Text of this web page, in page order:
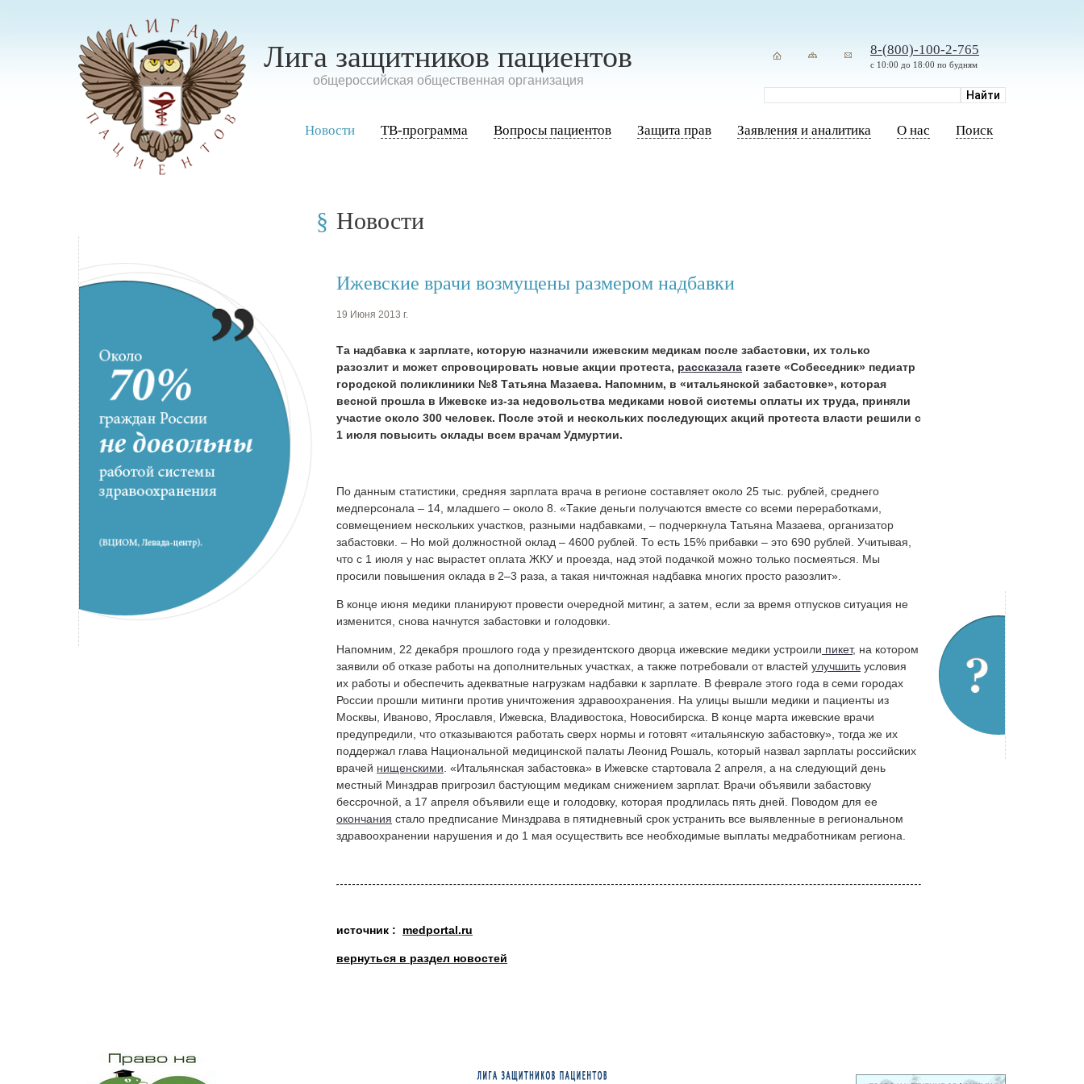
Лига защитников пациентов
oбщероссийская общественная организация
8-(800)-100-2-765
с 10:00 до 18:00 по будням
Новости ТВ-программа Вопросы пациентов Защита прав Заявления и аналитика О нас Поиск
Новости
Ижевские врачи возмущены размером надбавки
19 Июня 2013 г.
Та надбавка к зарплате, которую назначили ижевским медикам после забастовки, их только
разозлит и может спровоцировать новые акции протеста, рассказала газете «Собеседник» педиатр
городской поликлиники №8 Татьяна Мазаева. Напомним, в «итальянской забастовке», которая
весной прошла в Ижевске из-за недовольства медиками новой системы оплаты их труда, приняли
участие около 300 человек. После этой и нескольких последующих акций протеста власти решили с
1 июля повысить оклады всем врачам Удмуртии.
По данным статистики, средняя зарплата врача в регионе составляет около 25 тыс. рублей, среднего
медперсонала – 14, младшего – около 8. «Такие деньги получаются вместе со всеми переработками,
совмещением нескольких участков, разными надбавками, – подчеркнула Татьяна Мазаева, организатор
забастовки. – Но мой должностной оклад – 4600 рублей. То есть 15% прибавки – это 690 рублей. Учитывая,
что с 1 июля у нас вырастет оплата ЖКУ и проезда, над этой подачкой можно только посмеяться. Мы
просили повышения оклада в 2–3 раза, а такая ничтожная надбавка многих просто разозлит».
В конце июня медики планируют провести очередной митинг, а затем, если за время отпусков ситуация не
изменится, снова начнутся забастовки и голодовки.
Напомним, 22 декабря прошлого года у президентского дворца ижевские медики устроили пикет, на котором
заявили об отказе работы на дополнительных участках, а также потребовали от властей улучшить условия
их работы и обеспечить адекватные нагрузкам надбавки к зарплате. В феврале этого года в семи городах
России прошли митинги против уничтожения здравоохранения. На улицы вышли медики и пациенты из
Москвы, Иваново, Ярославля, Ижевска, Владивостока, Новосибирска. В конце марта ижевские врачи
предупредили, что отказываются работать сверх нормы и готовят «итальянскую забастовку», тогда же их
поддержал глава Национальной медицинской палаты Леонид Рошаль, который назвал зарплаты российских
врачей нищенскими. «Итальянская забастовка» в Ижевске стартовала 2 апреля, а на следующий день
местный Минздрав пригрозил бастующим медикам снижением зарплат. Врачи объявили забастовку
бессрочной, а 17 апреля объявили еще и голодовку, которая продлилась пять дней. Поводом для ее
окончания стало предписание Минздрава в пятидневный срок устранить все выявленные в региональном
здравоохранении нарушения и до 1 мая осуществить все необходимые выплаты медработникам региона.
источник : medportal.ru
вернуться в раздел новостей